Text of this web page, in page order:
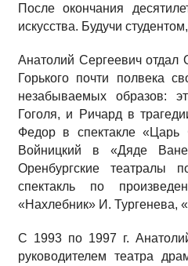
После окончания
искусства. Будучи
Анатолий Сергеевич отдал
Горького почти полвека
незабываемых образов:
Гоголя, и Ричард в
Федор в спектакле
Войницкий в «Дяде
Оренбургские театралы
спектакль по
«Нахлебник» И. Тургенева,
С 1993 по 1997 г.
руководителем театра